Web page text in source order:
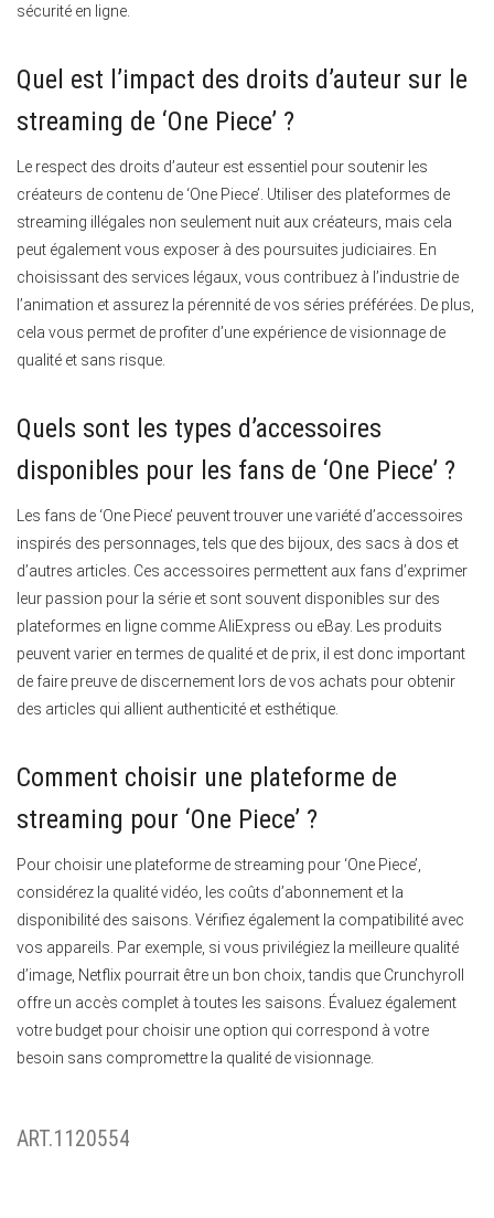
sécurité en ligne.
Quel est l’impact des droits d’auteur sur le
streaming de ‘One Piece’ ?
Le respect des droits d’auteur est essentiel pour soutenir les
créateurs de contenu de ‘One Piece’. Utiliser des plateformes de
streaming illégales non seulement nuit aux créateurs, mais cela
peut également vous exposer à des poursuites judiciaires. En
choisissant des services légaux, vous contribuez à l’industrie de
l’animation et assurez la pérennité de vos séries préférées. De plus,
cela vous permet de profiter d’une expérience de visionnage de
qualité et sans risque.
Quels sont les types d’accessoires
disponibles pour les fans de ‘One Piece’ ?
Les fans de ‘One Piece’ peuvent trouver une variété d’accessoires
inspirés des personnages, tels que des bijoux, des sacs à dos et
d’autres articles. Ces accessoires permettent aux fans d’exprimer
leur passion pour la série et sont souvent disponibles sur des
plateformes en ligne comme AliExpress ou eBay. Les produits
peuvent varier en termes de qualité et de prix, il est donc important
de faire preuve de discernement lors de vos achats pour obtenir
des articles qui allient authenticité et esthétique.
Comment choisir une plateforme de
streaming pour ‘One Piece’ ?
Pour choisir une plateforme de streaming pour ‘One Piece’,
considérez la qualité vidéo, les coûts d’abonnement et la
disponibilité des saisons. Vérifiez également la compatibilité avec
vos appareils. Par exemple, si vous privilégiez la meilleure qualité
d’image, Netflix pourrait être un bon choix, tandis que Crunchyroll
offre un accès complet à toutes les saisons. Évaluez également
votre budget pour choisir une option qui correspond à votre
besoin sans compromettre la qualité de visionnage.
ART.1120554